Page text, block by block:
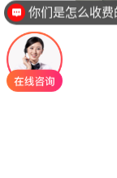
你们是怎么收费